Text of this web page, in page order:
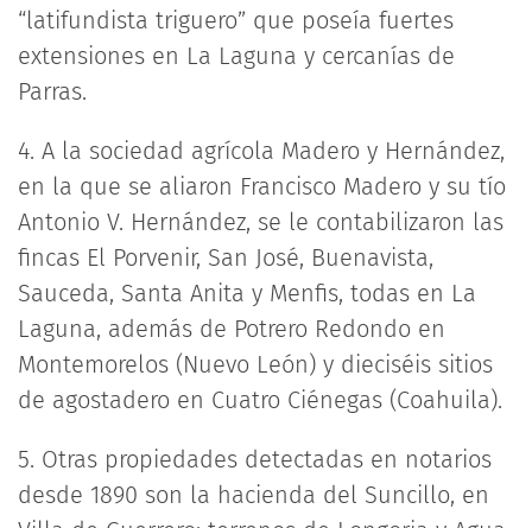
“latifundista triguero” que poseía fuertes
extensiones en La Laguna y cercanías de
Parras.
4. A la sociedad agrícola Madero y Hernández,
en la que se aliaron Francisco Madero y su tío
Antonio V. Hernández, se le contabilizaron las
fincas El Porvenir, San José, Buenavista,
Sauceda, Santa Anita y Menfis, todas en La
Laguna, además de Potrero Redondo en
Montemorelos (Nuevo León) y dieciséis sitios
de agostadero en Cuatro Ciénegas (Coahuila).
5. Otras propiedades detectadas en notarios
desde 1890 son la hacienda del Suncillo, en